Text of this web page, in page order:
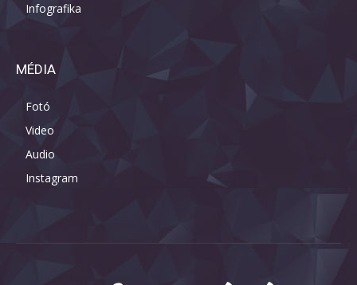
Infografika
MÉDIA
Fotó
Video
Audio
Instagram